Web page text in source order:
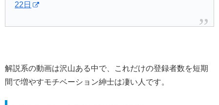
22日
解説系の動画は沢山ある中で、これだけの登録者数を短期
間で増やすモチベーション紳士は凄い人です。